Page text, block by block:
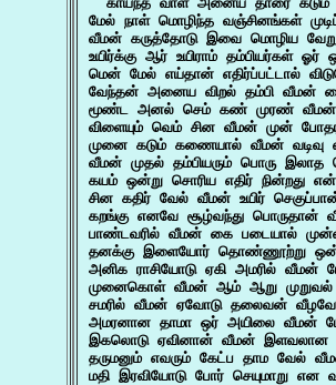
மேல் நாள் மொழிந்த வஞ்சினங்கள்
வீமன் கருத்தோடு இவை மொழிய
உயிர்க்கு ஆர் உயிராம் தம்பியர்கள்
மென் மேல் எய்தான் எதிர்ப்பட்டால்
வேந்தன் அனைய விறல் தம்பி வீமன்
மூண்ட அனல் செம் கண் முரண்
விளையும் வெம் சின வீமன் முன்
முனை கடும் கணையால் வீமன் வடிவு
வீமன் முதல் தம்பியரும் பொரு
கயம் ஒன்று சொரிய எதிர் நின்றது
சின கதிர் வேல் வீமன் உயிர்
கறங்கு எனவே சூழ்வந்து பொருதான்
பாண்டவரில் வீமன் கை படையால்
தனக்கு இளையோர் தொண்ணூற்று
அனிக ராசியோடு ஏகி அமரில்
முனைகொள் வீமன் ஆம் ஆறு முறுவல்
சமரில் வீமன் ஏவோடு தலைவன் வீழவே
அமரனான தாமா ஒர் அயிலை வீமன்
இகலொடு ஏவினான் வீமன் இளவலான
தருமனும் எவரும் கேட்ப தாம வேல்
மதி இரவியோடு போர் செயுமாறு